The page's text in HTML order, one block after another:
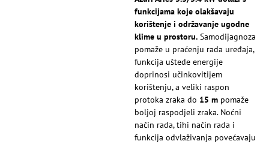
funkcijama koje olakšavaju
korištenje i održavanje ugodne
klime u prostoru. Samodijagnoza
pomaže u praćenju rada uređaja,
funkcija uštede energije
doprinosi učinkovitijem
korištenju, a veliki raspon
protoka zraka do 15 m pomaže
boljoj raspodjeli zraka. Noćni
način rada, tihi način rada i
funkcija odvlaživanja povećavaju